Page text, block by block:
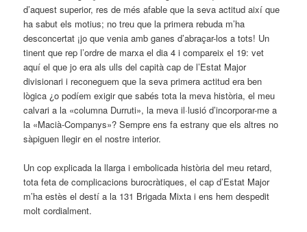
d’aquest superior, res de més afable que la seva actitud així que
ha sabut els motius; no treu que la primera rebuda m’ha
desconcertat ¡jo que venia amb ganes d’abraçar-los a tots! Un
tinent que rep l’ordre de marxa el dia 4 i compareix el 19: vet
aquí el que jo era als ulls del capità cap de l’Estat Major
divisionari i reconeguem que la seva primera actitud era ben
lògica ¿o podíem exigir que sabés tota la meva història, el meu
calvari a la «columna Durruti», la meva il·lusió d’incorporar-me a
la «Macià-Companys»? Sempre ens fa estrany que els altres no
sàpiguen llegir en el nostre interior.
Un cop explicada la llarga i embolicada història del meu retard,
tota feta de complicacions burocràtiques, el cap d’Estat Major
m’ha estès el destí a la 131 Brigada Mixta i ens hem despedit
molt cordialment.